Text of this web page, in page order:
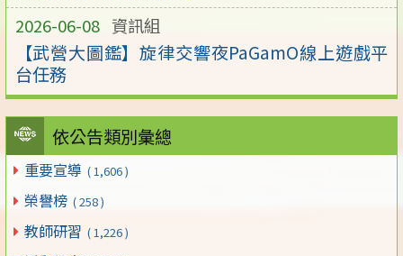
2026-06-08 資訊組
【武營大圖鑑】旋律交響夜PaGamO線上遊戲平
台任務
依公告類別彙總
重要宣導 ( 1,606 )
榮譽榜 ( 258 )
教師研習 ( 1,226 )